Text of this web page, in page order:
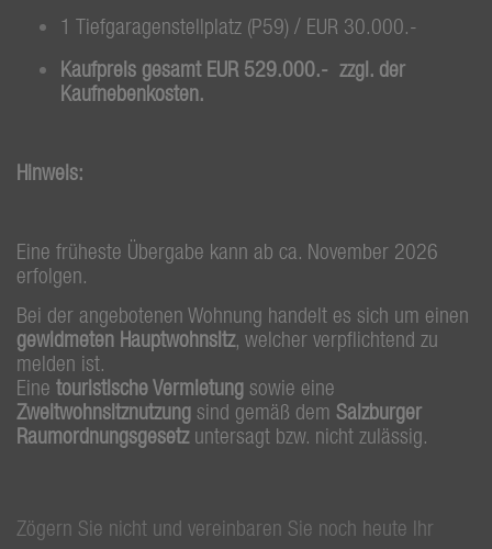
1 Tiefgaragenstellplatz (P59) / EUR 30.000.-
Kaufpreis gesamt EUR 529.000.- zzgl. der
Kaufnebenkosten.
Hinweis:
Eine früheste Übergabe kann ab ca. November 2026
erfolgen.
Bei der angebotenen Wohnung handelt es sich um einen
gewidmeten Hauptwohnsitz, welcher verpflichtend zu
melden ist.
Eine touristische Vermietung sowie eine
Zweitwohnsitznutzung sind gemäß dem Salzburger
Raumordnungsgesetzuntersagt bzw. nicht zulässig.
Zögern Sie nicht und vereinbaren Sie noch heute Ihr